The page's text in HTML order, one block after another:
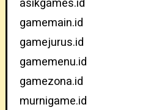
gamemain.id
gamejurus.id
gamemenu.id
gamezona.id
murnigame.id